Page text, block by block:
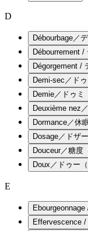
D
Débourbage／
Débourrement /
Dégorgement /
Demi-sec／ド
Demie／ドゥミ
Deuxième nez
Dormance／休
Dosage／ドザ
Douceur／糖度
Doux／ドゥー（
E
Effervescence